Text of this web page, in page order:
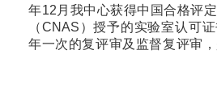
年12月我中心获得中国合格评
（CNAS）授予的实验室认可
年一次的复评审及监督复评审